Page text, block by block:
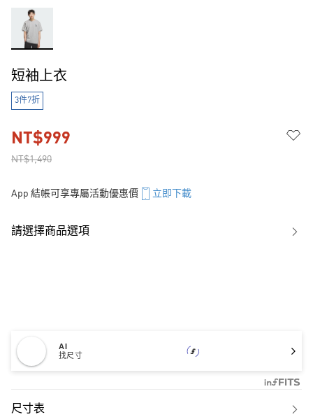
短袖上衣
3件7折
NT$1,490
NT$999
App 結帳可享專屬活動優惠價 立即下載
請選擇商品選項
AI
找尺寸
尺寸表